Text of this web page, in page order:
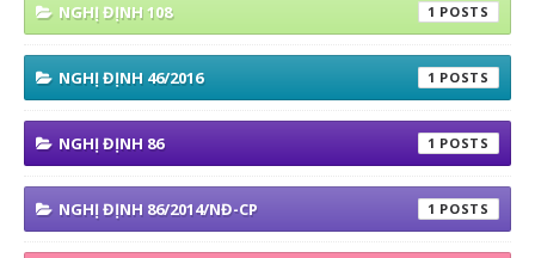
NGHỊ ĐỊNH 108 1
NGHỊ ĐỊNH 46/2016 1
NGHỊ ĐỊNH 86 1
NGHỊ ĐỊNH 86/2014/NĐ-CP 1